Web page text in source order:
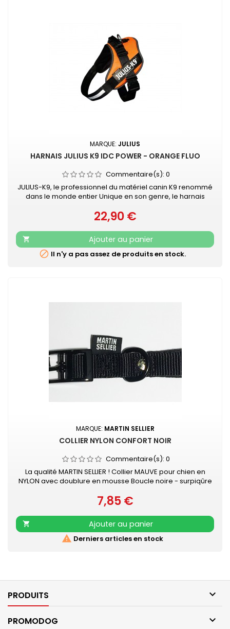
MARQUE: JULIUS
HARNAIS JULIUS K9 IDC POWER - ORANGE FLUO
Commentaire(s): 0
JULIUS-K9, le professionnel du matériel canin K9 renommé
dans le monde entier Unique en son genre, le harnais
contrôler le chien pendant les balades en ville. Le harnais
IDC®Power est votre compagnon au quotidien, pour le loisir
et la promenade, dans la rue comme au parc. Sa poignée
solide...
Prix
22,90 €

Ajouter au panier
 Il n'y a pas assez de produits en stock.
MARQUE: MARTIN SELLIER
COLLIER NYLON CONFORT NOIR
Commentaire(s): 0
La qualité MARTIN SELLIER ! Collier MAUVE pour chien en
NYLON avec doublure en mousse Boucle noire - surpiqûre
davantage de confort Nylon ultra-résistant Boucle laquée
noire Couleur acidulée qui soulignera tout type de pelage.
Existe aussi en turquoise, vert, rouge, orange, mauve, gris,
rose et beige
Prix
7,85 €

Ajouter au panier
 Derniers articles en stock
PRODUITS 
PROMODOG 